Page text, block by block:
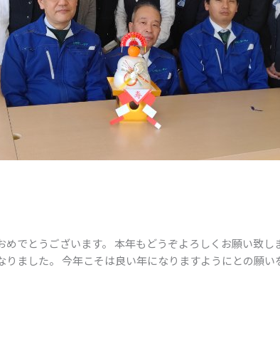
めでとうございます。 本年もどうぞよろしくお願い致し
りました。 今年こそは良い年になりますようにとの願